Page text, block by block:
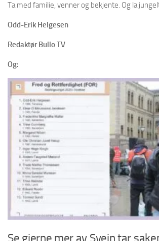
Ta med familie, venner og bekjente. Og la
Odd-Erik Helgesen
Redaktør Bullo TV
Og:
Se gjerne mer av Svein tar